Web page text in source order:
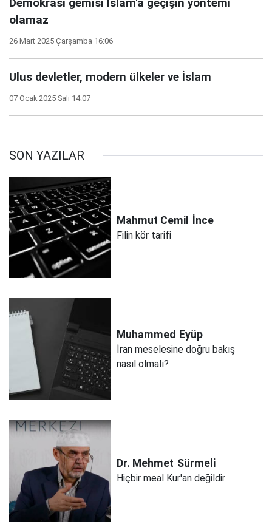
Demokrasi gemisi İslam'a geçişin yöntemi
olamaz
26 Mart 2025 Çarşamba 16:06
Ulus devletler, modern ülkeler ve İslam
07 Ocak 2025 Salı 14:07
SON YAZILAR
Mahmut Cemil İnce
Filin kör tarifi
Muhammed Eyüp
İran meselesine doğru bakış
nasıl olmalı?
Dr. Mehmet Sürmeli
Hiçbir meal Kur'an değildir